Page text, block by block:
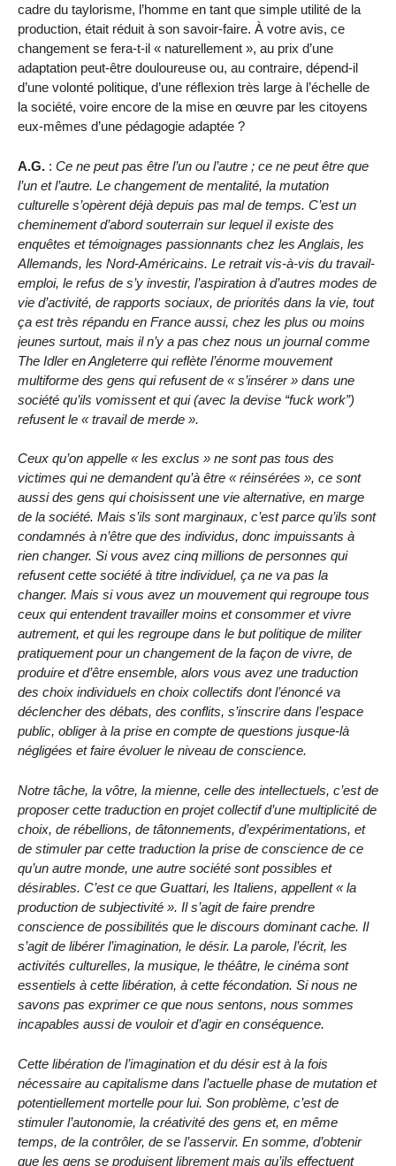
cadre du taylorisme, l’homme en tant que simple utilité de la
production, était réduit à son savoir-faire. À votre avis, ce
changement se fera-t-il « naturellement », au prix d’une
adaptation peut-être douloureuse ou, au contraire, dépend-il
d’une volonté politique, d’une réflexion très large à l’échelle de
la société, voire encore de la mise en œuvre par les citoyens
eux-mêmes d’une pédagogie adaptée ?
A.G. : Ce ne peut pas être l’un ou l’autre ; ce ne peut être que
l’un et l’autre. Le changement de mentalité, la mutation
culturelle s’opèrent déjà depuis pas mal de temps. C’est un
cheminement d’abord souterrain sur lequel il existe des
enquêtes et témoignages passionnants chez les Anglais, les
Allemands, les Nord-Américains. Le retrait vis-à-vis du travail-
emploi, le refus de s’y investir, l’aspiration à d’autres modes de
vie d’activité, de rapports sociaux, de priorités dans la vie, tout
ça est très répandu en France aussi, chez les plus ou moins
jeunes surtout, mais il n’y a pas chez nous un journal comme
The Idler en Angleterre qui reflète l’énorme mouvement
multiforme des gens qui refusent de « s’insérer » dans une
société qu’ils vomissent et qui (avec la devise “fuck work”)
refusent le « travail de merde ».
Ceux qu’on appelle « les exclus » ne sont pas tous des
victimes qui ne demandent qu’à être « réinsérées », ce sont
aussi des gens qui choisissent une vie alternative, en marge
de la société. Mais s’ils sont marginaux, c’est parce qu’ils sont
condamnés à n’être que des individus, donc impuissants à
rien changer. Si vous avez cinq millions de personnes qui
refusent cette société à titre individuel, ça ne va pas la
changer. Mais si vous avez un mouvement qui regroupe tous
ceux qui entendent travailler moins et consommer et vivre
autrement, et qui les regroupe dans le but politique de militer
pratiquement pour un changement de la façon de vivre, de
produire et d’être ensemble, alors vous avez une traduction
des choix individuels en choix collectifs dont l’énoncé va
déclencher des débats, des conflits, s’inscrire dans l’espace
public, obliger à la prise en compte de questions jusque-là
négligées et faire évoluer le niveau de conscience.
Notre tâche, la vôtre, la mienne, celle des intellectuels, c’est de
proposer cette traduction en projet collectif d’une multiplicité de
choix, de rébellions, de tâtonnements, d’expérimentations, et
de stimuler par cette traduction la prise de conscience de ce
qu’un autre monde, une autre société sont possibles et
désirables. C’est ce que Guattari, les Italiens, appellent « la
production de subjectivité ». Il s’agit de faire prendre
conscience de possibilités que le discours dominant cache. Il
s’agit de libérer l’imagination, le désir. La parole, l’écrit, les
activités culturelles, la musique, le théâtre, le cinéma sont
essentiels à cette libération, à cette fécondation. Si nous ne
savons pas exprimer ce que nous sentons, nous sommes
incapables aussi de vouloir et d’agir en conséquence.
Cette libération de l’imagination et du désir est à la fois
nécessaire au capitalisme dans l’actuelle phase de mutation et
potentiellement mortelle pour lui. Son problème, c’est de
stimuler l’autonomie, la créativité des gens et, en même
temps, de la contrôler, de se l’asservir. En somme, d’obtenir
que les gens se produisent librement mais qu’ils effectuent